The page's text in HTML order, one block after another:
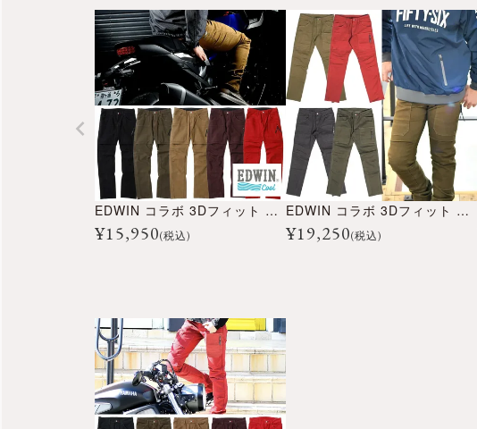
EDWIN コラボ 3Dフィット クール カーゴ パンツ
¥15,950(税込)
EDWIN コラボ 3Dフィット ストレッチ カーゴ パンツ ’26
¥19,250(税込)